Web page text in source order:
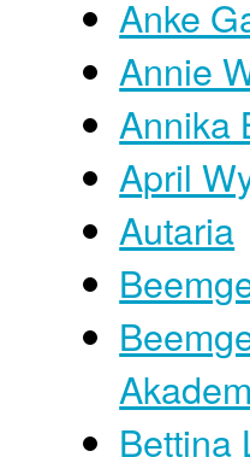
Anke
Annie
Annika
April
Autaria
Bettina